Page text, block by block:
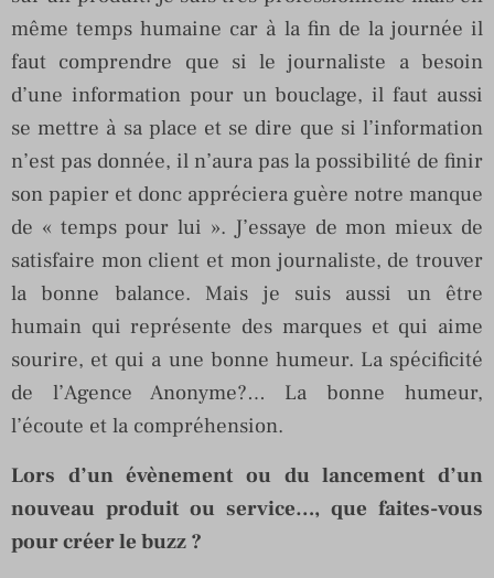
même temps humaine car à la fin de la journée il
faut comprendre que si le journaliste a besoin
d’une information pour un bouclage, il faut aussi
se mettre à sa place et se dire que si l’information
n’est pas donnée, il n’aura pas la possibilité de finir
son papier et donc appréciera guère notre manque
de « temps pour lui ». J’essaye de mon mieux de
satisfaire mon client et mon journaliste, de trouver
la bonne balance. Mais je suis aussi un être
humain qui représente des marques et qui aime
sourire, et qui a une bonne humeur. La spécificité
de l’Agence Anonyme?… La bonne humeur,
l’écoute et la compréhension.
Lors d’un évènement ou du lancement d’un
nouveau produit ou service…, que faites-vous
pour créer le buzz ?